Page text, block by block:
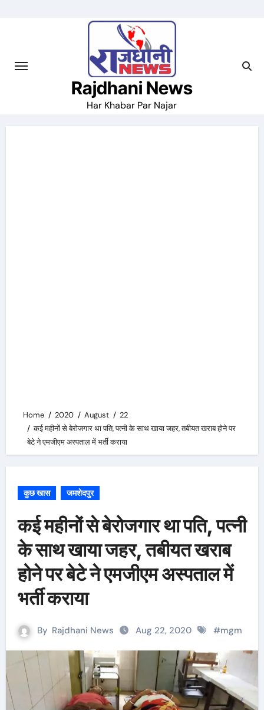
Rajdhani News
Har Khabar Par Najar
Home 2020 August
22
कई महीनों से बेरोजगार था पति, पत्नी के साथ खाया जहर, तबीयत खराब होने पर
बेटे ने एमजीएम अस्पताल में भर्ती कराया
कुछ खास जमशेदपुर
कई महीनों से बेरोजगार था पति, पत्नी
के साथ खाया जहर, तबीयत खराब
होने पर बेटे ने एमजीएम अस्पताल में
भर्ती कराया
By Rajdhani News Aug 22, 2020 #mgm